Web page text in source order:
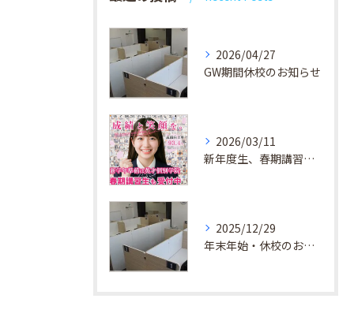
2026/04/27
GW期間休校のお知らせ
2026/03/11
新年度生、春期講習生 受付中！
2025/12/29
年末年始・休校のお知らせ